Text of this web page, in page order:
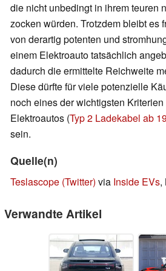
die nicht unbedingt in ihrem teuren
zocken würden. Trotzdem bleibt es
von derartig potenten und
einem Elektroauto tatsächlich
dadurch die ermittelte Reichweite
Diese dürfte für viele potenzielle
noch eines der wichtigsten
Elektroautos (Typ 2 Ladekabel ab
sein.
Quelle(n)
Teslascope (Twitter) via Inside EVs,
Verwandte Artikel